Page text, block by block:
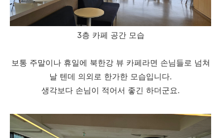
3층 카페 공간 모습
보통 주말이나 휴일에 북한강 뷰 카페라면 손님들로 넘쳐
날 텐데 의외로 한가한 모습입니다.
생각보다 손님이 적어서 좋긴 하더군요.